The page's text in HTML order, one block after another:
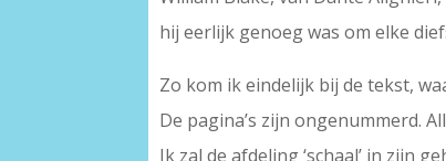
hij eerlijk genoeg was om elke
Zo kom ik eindelijk bij de tekst,
De pagina’s zijn ongenummerd.
Ik zal de afdeling ‘schaal’ in zijn